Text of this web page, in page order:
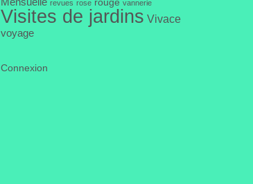
revues rose rouge vannerie
Visites de jardins Vivace
voyage
Connexion